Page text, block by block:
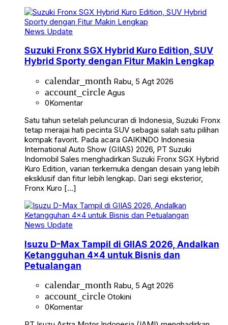
News Update
Suzuki Fronx SGX Hybrid Kuro Edition, SUV
Hybrid Sporty dengan Fitur Makin Lengkap
calendar_month Rabu, 5 Agt 2026
account_circle Agus
0Komentar
Satu tahun setelah peluncuran di Indonesia, Suzuki Fronx
tetap merajai hati pecinta SUV sebagai salah satu pilihan
kompak favorit. Pada acara GAIKINDO Indonesia
International Auto Show (GIIAS) 2026, PT Suzuki
Indomobil Sales menghadirkan Suzuki Fronx SGX Hybrid
Kuro Edition, varian terkemuka dengan desain yang lebih
eksklusif dan fitur lebih lengkap. Dari segi eksterior,
Fronx Kuro […]
News Update
Isuzu D-Max Tampil di GIIAS 2026, Andalkan
Ketangguhan 4×4 untuk Bisnis dan
Petualangan
calendar_month Rabu, 5 Agt 2026
account_circle Otokini
0Komentar